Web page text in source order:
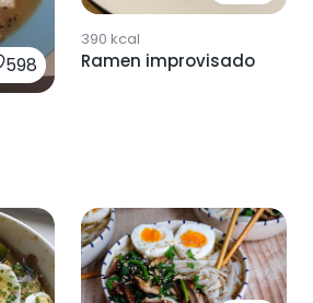
598
390 kcal
Ramen improvisado